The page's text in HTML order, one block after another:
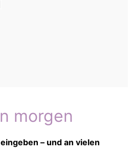
morgen
– und an vielen